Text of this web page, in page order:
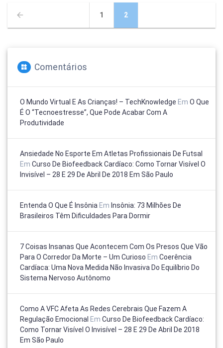
Navegação
por
posts
Página
1 Página
2
Comentários
O Mundo Virtual E As Crianças! – TechKnowledge Em O Que
É O “tecnoestresse”, Que Pode Acabar Com A
Produtividade
Ansiedade No Esporte Em Atletas Profissionais De Futsal
Em Curso De Biofeedback Cardíaco: Como Tornar Visível O
Invisível – 28 E 29 De Abril De 2018 Em São Paulo
Entenda O Que É Insônia Em Insônia: 73 Milhões De
Brasileiros Têm Dificuldades Para Dormir
7 Coisas Insanas Que Acontecem Com Os Presos Que Vão
Para O Corredor Da Morte – Um Curioso Em Coerência
Cardíaca: Uma Nova Medida Não Invasiva Do Equilíbrio Do
Sistema Nervoso Autônomo
Como A VFC Afeta As Redes Cerebrais Que Fazem A
Regulação Emocional Em Curso De Biofeedback Cardíaco:
Como Tornar Visível O Invisível – 28 E 29 De Abril De 2018
Em São Paulo